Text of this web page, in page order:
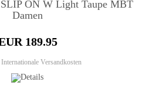
ON W Light Taupe MBT
Damen
189.95
Internationale Versandkosten